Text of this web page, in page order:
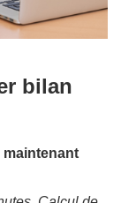
bilan
maintenant